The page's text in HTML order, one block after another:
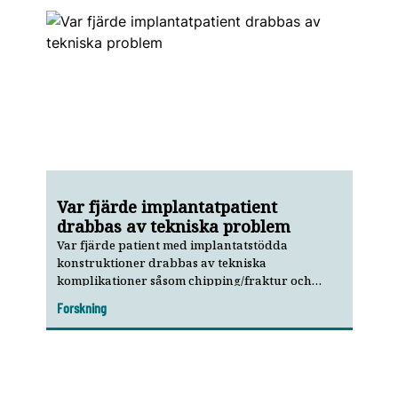
Var fjärde implantatpatient
drabbas av tekniska problem
Var fjärde patient med implantatstödda
konstruktioner drabbas av tekniska
komplikationer såsom chipping/fraktur och
som drabbas uppvisar dessutom upprepade
problem, visar ny svensk studie.
Forskning